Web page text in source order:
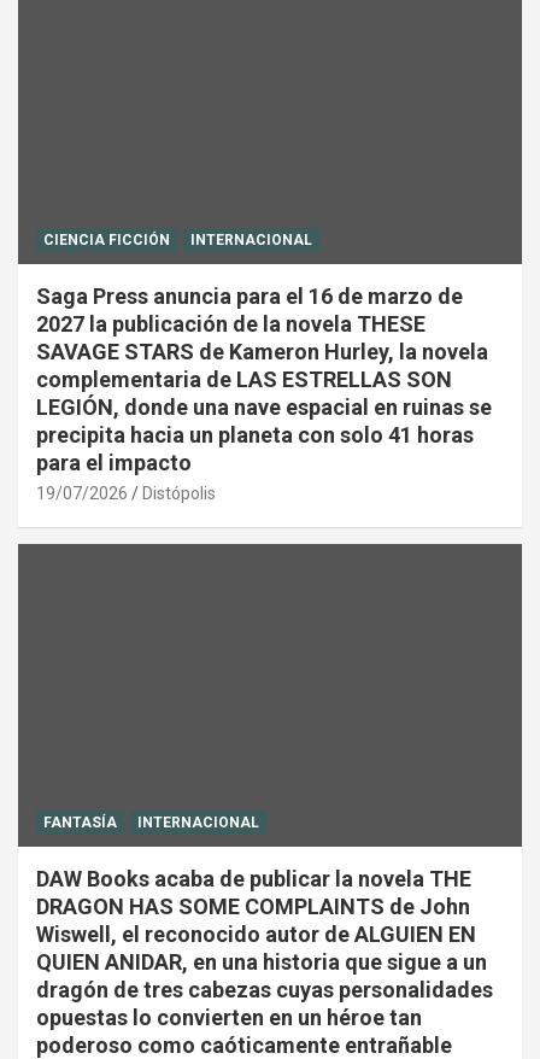
CIENCIA FICCIÓN INTERNACIONAL
Saga Press anuncia para el 16 de marzo de
2027 la publicación de la novela THESE
SAVAGE STARS de Kameron Hurley, la novela
complementaria de LAS ESTRELLAS SON
LEGIÓN, donde una nave espacial en ruinas se
precipita hacia un planeta con solo 41 horas
para el impacto
19/07/2026 Distópolis
FANTASÍA INTERNACIONAL
DAW Books acaba de publicar la novela THE
DRAGON HAS SOME COMPLAINTS de John
Wiswell, el reconocido autor de ALGUIEN EN
QUIEN ANIDAR, en una historia que sigue a un
dragón de tres cabezas cuyas personalidades
opuestas lo convierten en un héroe tan
poderoso como caóticamente entrañable